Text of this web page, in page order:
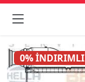

0% İNDIRIMLI